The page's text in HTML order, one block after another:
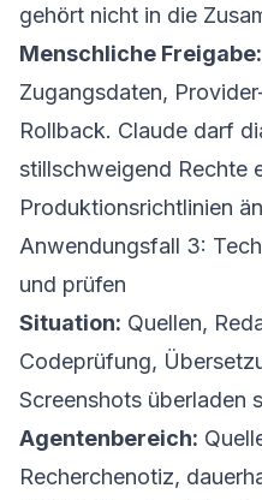
gehört nicht in die
Menschliche Freigabe:
Zugangsdaten,
Rollback. Claude darf
stillschweigend Rechte
Produktionsrichtlinien
Anwendungsfall 3:
und prüfen
Situation: Quellen,
Codeprüfung,
Screenshots überladen
Agentenbereich:
Recherchenotiz,